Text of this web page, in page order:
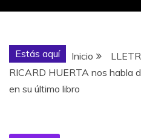
Estás aquí Inicio
RICARD HUERTA nos habla
en su último libro